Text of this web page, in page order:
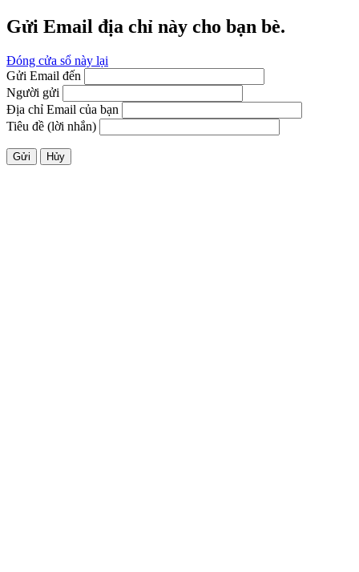
Gửi Email địa chỉ này cho bạn bè.
Đóng cửa sổ này lại
Gửi Email đến
Người gửi
Địa chỉ Email của bạn
Tiêu đề (lời nhắn)
Gửi Hủy